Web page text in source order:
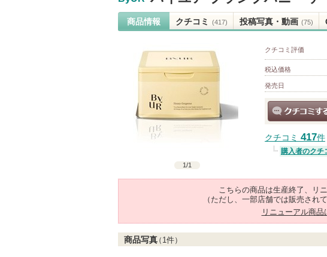
見る
商品情報 クチコミ (417) 投稿写真・動画 (75)
1/1
クチコミ評価
税込価格
発売日
クチコミ 417件
購入者のクチ
こちらの商品は生産終了、リ
（ただし、一部店舗では販売され
リニューアル商品
商品写真（ 1件）